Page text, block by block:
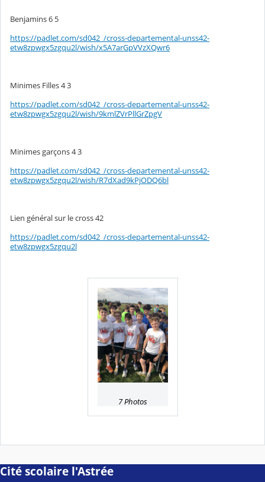
Benjamins 6 5
https://padlet.com/sd042_/cross-departemental-unss42-
etw8zpwgx5zgqu2l/wish/x5A7arGpVVzXQwr6
Minimes Filles 4 3
https://padlet.com/sd042_/cross-departemental-unss42-
etw8zpwgx5zgqu2l/wish/9kmlZVrPllGrZpgV
Minimes garçons 4 3
https://padlet.com/sd042_/cross-departemental-unss42-
etw8zpwgx5zgqu2l/wish/R7dXad9kPjODQ6bl
Lien général sur le cross 42
https://padlet.com/sd042_/cross-departemental-unss42-
etw8zpwgx5zgqu2l
7 Photos
Cité scolaire l'Astrée